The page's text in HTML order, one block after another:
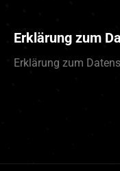
Erklärung zum
Erklärung zum